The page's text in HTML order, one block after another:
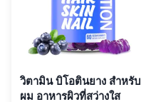
Specifications Attribute Value
Service OEM ODM Private
Label Service Shipping Fee
Need to be negotiated Product
Ingredient Biotin
วิตามิน บิโอตินยาง สําหรับ
ผม อาหารผิวที่สว่างใส